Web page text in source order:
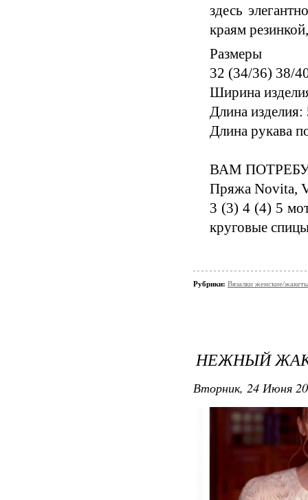
здесь
краям
Размеры
32 (34/36) 38/
Ширина
Длина
Длина рукава
ВАМ
Пряжа Novita,
3 (3) 4 (4) 5
круговые
Рубрики: Вязалки женские/жакеты
НЕЖНЫЙ
Вторник, 24 Июня